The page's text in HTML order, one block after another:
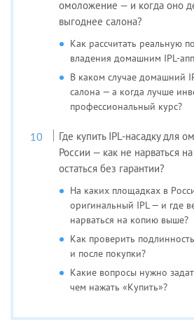
омоложение — и когда оно
выгоднее салона?
Как рассчитать реальную
владения домашним IPL-
В каком случае домашний
салона — а когда лучше
профессиональный курс?
Где купить IPL-насадку для
России — как не нарваться
остаться без гарантии?
На каких площадках в
оригинальный IPL — и где
нарваться на копию выше?
Как проверить
и после покупки?
Какие вопросы нужно
чем нажать «Купить»?